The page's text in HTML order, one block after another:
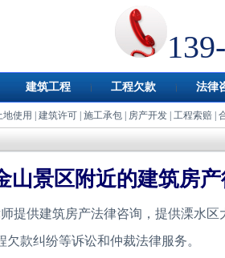
建筑工程 工程欠款 法律
地使用 建筑许可 施工承包 房产开发 工程索赔
山景区附近的建筑房
提供建筑房产法律咨询，提供溧水区
款纠纷等诉讼和仲裁法律服务。